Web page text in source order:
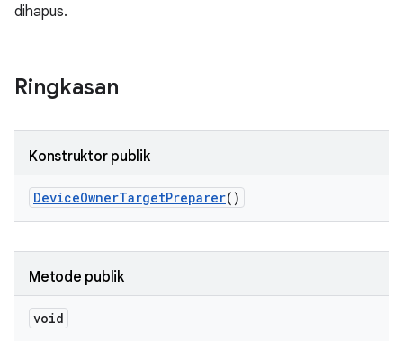
dihapus.
Ringkasan
Konstruktor publik
DeviceOwnerTargetPreparer()
Metode publik
void